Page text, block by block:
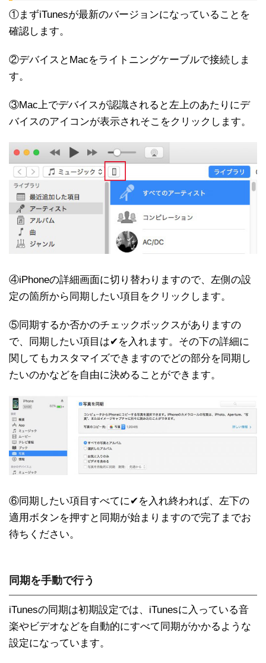
①まずiTunesが最新のバージョンになっていることを
確認します。
②デバイスとMacをライトニングケーブルで接続しま
す。
③Mac上でデバイスが認識されると左上のあたりにデ
バイスのアイコンが表示されそこをクリックします。
④iPhoneの詳細画面に切り替わりますので、左側の設
定の箇所から同期したい項目をクリックします。
⑤同期するか否かのチェックボックスがありますの
で、同期したい項目は✔︎を入れます。その下の詳細に
関してもカスタマイズできますのでどの部分を同期し
たいのかなどを自由に決めることができます。
⑥同期したい項目すべてに✔︎を入れ終われば、左下の
適用ボタンを押すと同期が始まりますので完了までお
待ちください。
同期を手動で行う
iTunesの同期は初期設定では、iTunesに入っている音
楽やビデオなどを自動的にすべて同期がかかるような
設定になっています。